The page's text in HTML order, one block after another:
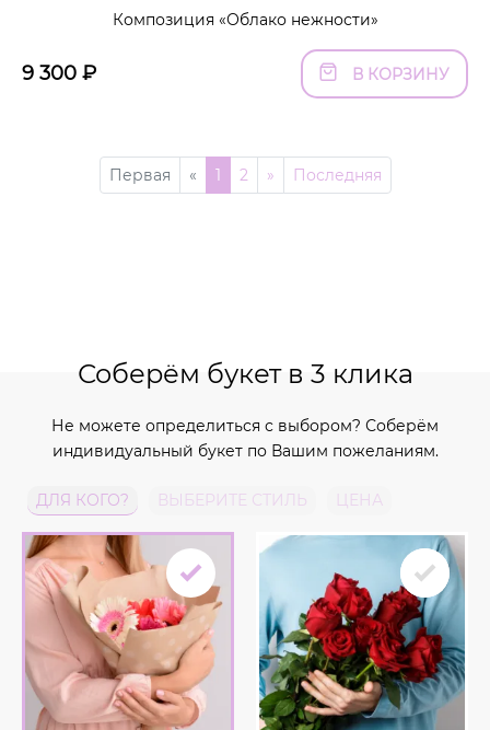
Композиция «Облако нежности»
9 300 ₽ В КОРЗИНУ
Первая « 1 2 » Последняя
Соберём букет в 3 клика
Не можете определиться с выбором? Соберём
индивидуальный букет по Вашим пожеланиям.
ДЛЯ КОГО? ВЫБЕРИТЕ СТИЛЬ ЦЕНА